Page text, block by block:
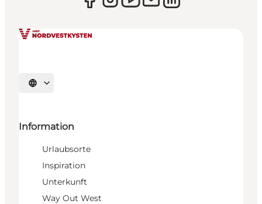
Sprache auswählen
Information
Urlaubsorte
Inspiration
Unterkunft
Way Out West